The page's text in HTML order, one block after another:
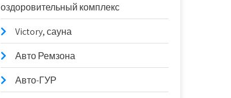
оздоровительный комплекс
Victory, сауна
Авто Ремзона
Авто-ГУР